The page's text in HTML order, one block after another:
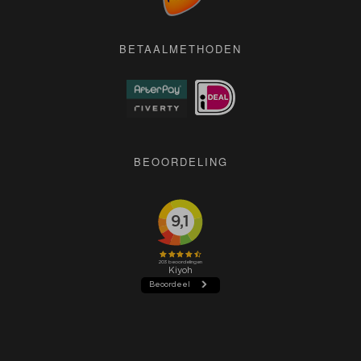
Pers
BETAALMETHODEN
BEOORDELING